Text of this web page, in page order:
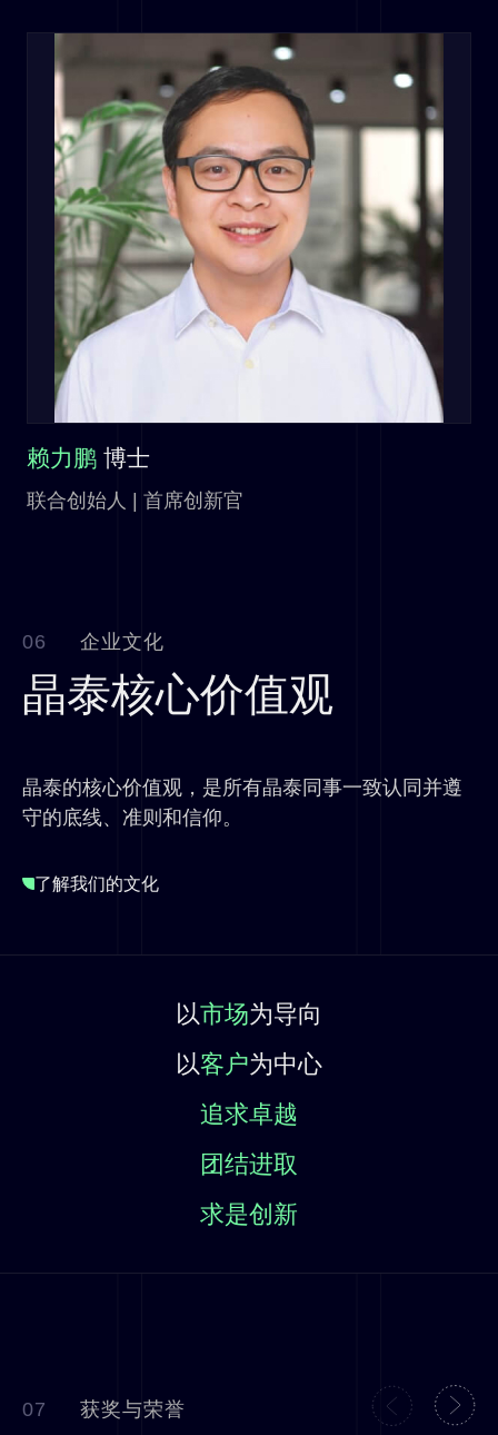
赖力鹏 博士
联合创始人 | 首席创新官
06 企业文化
晶泰核心价值观
晶泰的核心价值观，是所有晶泰同事一致认同并遵
守的底线、准则和信仰。
了解我们的文化
以市场为导向
以客户为中心
追求卓越
团结进取
求是创新
07 获奖与荣誉